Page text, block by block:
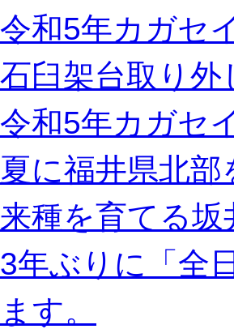
令和5年カガセ
石臼架台取り外
令和5年カガセ
夏に福井県北
来種を育てる
3年ぶりに「全
ます。